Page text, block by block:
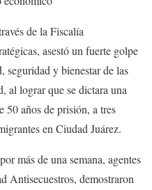
de la Fiscalía
asestó un fuerte golpe
seguridad y bienestar de las
al lograr que se dictara una
50 años de prisión, a tres
en Ciudad Juárez.
más de una semana, agentes
Antisecuestros, demostraron